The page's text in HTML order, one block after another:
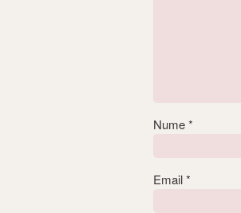
Nume*
Email*